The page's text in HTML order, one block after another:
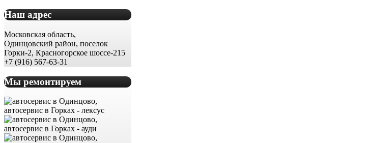
Наш адрес
Московская область,
Одинцовский район, поселок
Горки-2, Красногорское шоссе-215
+7 (916) 567-63-31
Мы ремонтируем